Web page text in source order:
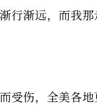
行渐远，而我
受伤，全美各